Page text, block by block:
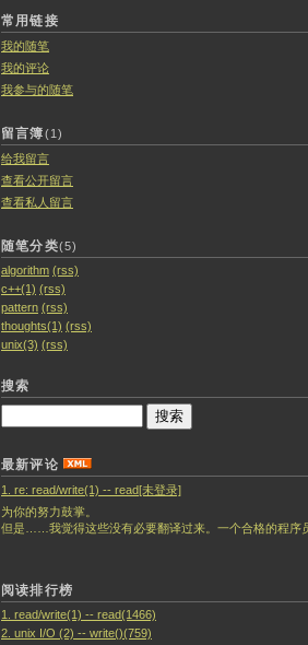
常用链接
我的随笔
我的评论
我参与的随笔
留言簿(1)
给我留言
查看公开留言
查看私人留言
随笔分类(5)
algorithm (rss)
c++(1) (rss)
pattern (rss)
thoughts(1) (rss)
unix(3) (rss)
搜索
最新评论
1. re: read/write(1) -- read[未登录]
为你的努力鼓掌。
但是……我觉得这些没有必要翻译过来。一个合格的程序
阅读排行榜
1. read/write(1) -- read(1466)
2. unix I/O (2) -- write()(759)